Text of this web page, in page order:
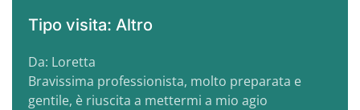
Tipo visita: Altro
Da: Loretta
Bravissima professionista, molto preparata e
gentile, è riuscita a mettermi a mio agio